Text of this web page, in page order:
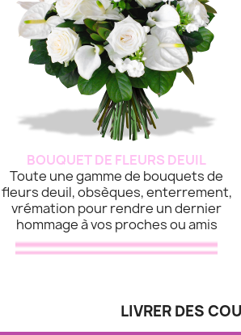
BOUQUET DE FLEURS DEUIL
Toute une gamme de bouquets de
fleurs deuil, obsèques, enterrement,
vrémation pour rendre un dernier
hommage à vos proches ou amis
LIVRER DES